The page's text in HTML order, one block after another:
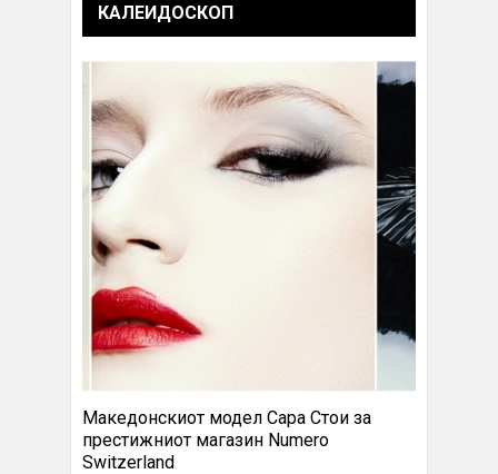
КАЛЕИДОСКОП
Македонскиот модел Сара Стои за
престижниот магазин Numero
Switzerland